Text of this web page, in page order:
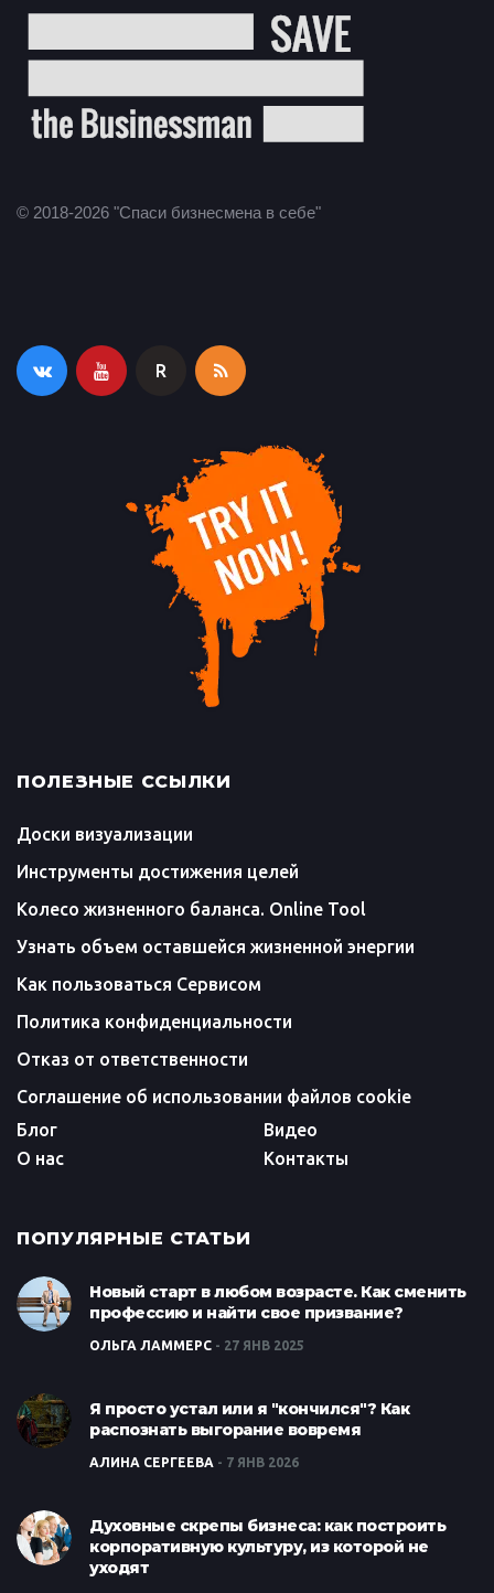
© 2018-2026 "Спаси бизнесмена в себе"
R
ПОЛЕЗНЫЕ ССЫЛКИ
Доски визуализации
Инструменты достижения целей
Колесо жизненного баланса. Online Tool
Узнать объем оставшейся жизненной энергии
Как пользоваться Сервисом
Политика конфиденциальности
Отказ от ответственности
Соглашение об использовании файлов cookie
Блог
Видео
О нас
Контакты
ПОПУЛЯРНЫЕ СТАТЬИ
Новый старт в любом возрасте. Как сменить
профессию и найти свое призвание?
ОЛЬГА ЛАММЕРС 27 ЯНВ 2025
Я просто устал или я "кончился"? Как
распознать выгорание вовремя
АЛИНА СЕРГЕЕВА 7 ЯНВ 2026
Духовные скрепы бизнеса: как построить
корпоративную культуру, из которой не
уходят